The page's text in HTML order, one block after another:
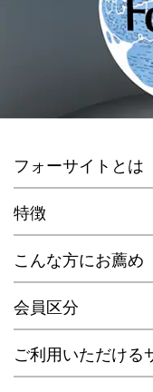
フォーサイトとは
特徴
こんな方にお薦め
会員区分
ご利用いただける